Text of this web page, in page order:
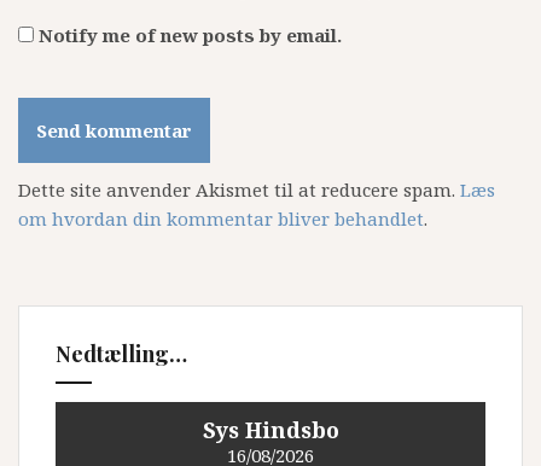
Notify me of new posts by email.
Dette site anvender Akismet til at reducere spam. Læs
om hvordan din kommentar bliver behandlet.
Nedtælling…
Sys Hindsbo
16/08/2026